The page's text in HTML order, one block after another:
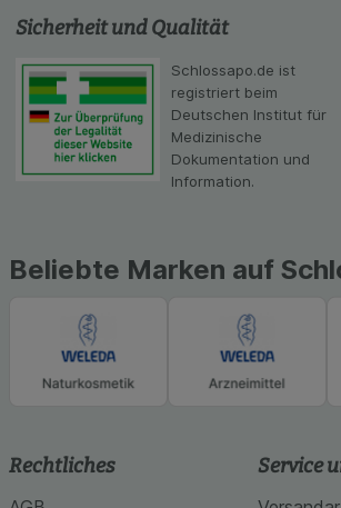
Sicherheit und Qualität
Schlossapo.de ist
registriert beim
Deutschen Institut für
Medizinische
Dokumentation und
Information.
Beliebte Marken auf
Rechtliches Service